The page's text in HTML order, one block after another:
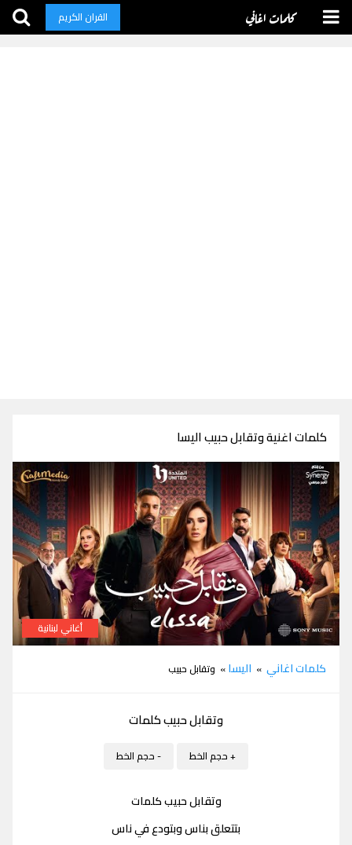
كلمات اغاني القران الكريم
كلمات اغنية وتقابل حبيب اليسا
أغاني لبنانية
كلمات اغاني » اليسا» وتقابل حبيب
وتقابل حبيب كلمات
+ حجم الخط - حجم الخط
وتقابل حبيب كلمات
بتتعلق بناس وبتودع في ناس